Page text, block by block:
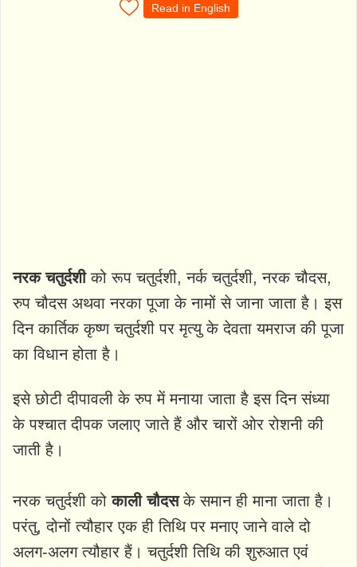
Read in English
नरक चतुर्दशीको रूप चतुर्दशी, नर्क चतुर्दशी, नरक चौदस,
रुप चौदस अथवा नरका पूजा के नामों से जाना जाता है। इस
दिन कार्तिक कृष्ण चतुर्दशी पर मृत्यु के देवता यमराज की पूजा
का विधान होता है।
इसे छोटी दीपावली के रुप में मनाया जाता है इस दिन संध्या
के पश्चात दीपक जलाए जाते हैं और चारों ओर रोशनी की
जाती है।
नरक चतुर्दशी कोकाली चौदसके समान ही माना जाता है।
परंतु, दोनों त्यौहार एक ही तिथि पर मनाए जाने वाले दो
अलग-अलग त्यौहार हैं। चतुर्दशी तिथि की शुरुआत एवं